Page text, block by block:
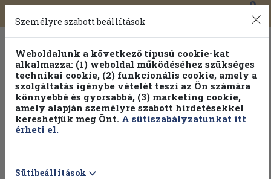
Toggle
navigation
0
Személyre szabott beállítások
Weboldalunk a következő típusú cookie-kat
alkalmazza: (1) weboldal működéséhez szükséges
technikai cookie, (2) funkcionális cookie, amely a
szolgáltatás igénybe vételét teszi az Ön számára
könnyebbé és gyorsabbá, (3) marketing cookie,
amely alapján személyre szabott hirdetésekkel
kereshetjük meg Önt. A sütiszabályzatunkat itt
érheti el.
Sütibeállítások